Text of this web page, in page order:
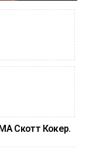
Скотт Кокер.